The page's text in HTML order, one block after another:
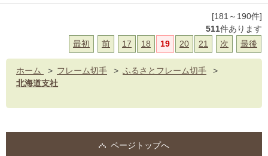
[181～190件]
511件あります
最初
前 17 18 19 20 21 次 最後
ホーム > フレーム切手 > ふるさとフレーム切手
>
北海道支社
ページトップへ